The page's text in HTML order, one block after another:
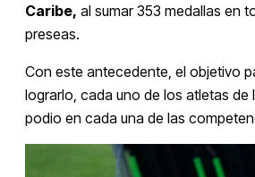
Caribe, al sumar 353 medallas en
preseas.
Con este antecedente, el objetivo
lograrlo, cada uno de los atletas
podio en cada una de las